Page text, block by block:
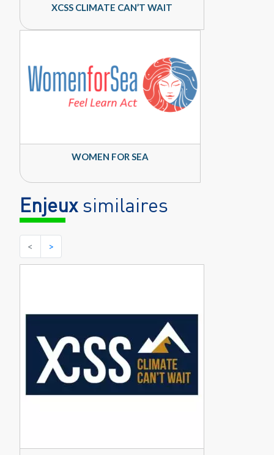
XCSS CLIMATE CAN’T WAIT
WOMEN FOR SEA
Enjeuxsimilaires
< >